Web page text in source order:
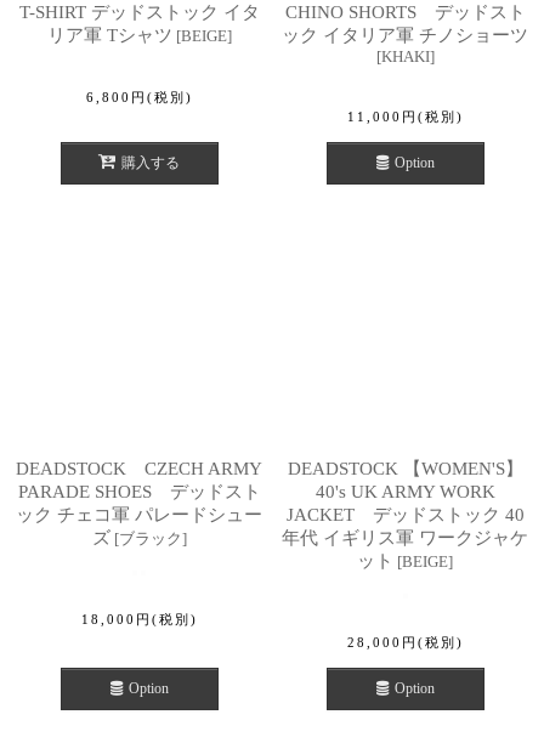
T-SHIRT デッドストック イタ
リア軍 Tシャツ [BEIGE]
6,800 円 (税別)
購入する
CHINO SHORTS デッドスト
ック イタリア軍 チノショーツ
[KHAKI]
11,000 円 (税別)
Option
DEADSTOCK CZECH ARMY
PARADE SHOES デッドスト
ック チェコ軍 パレードシュー
ズ [ブラック]
18,000 円 (税別)
Option
DEADSTOCK 【WOMEN'S】
40's UK ARMY WORK
JACKET デッドストック 40
年代 イギリス軍 ワークジャケ
ット [BEIGE]
28,000 円 (税別)
Option